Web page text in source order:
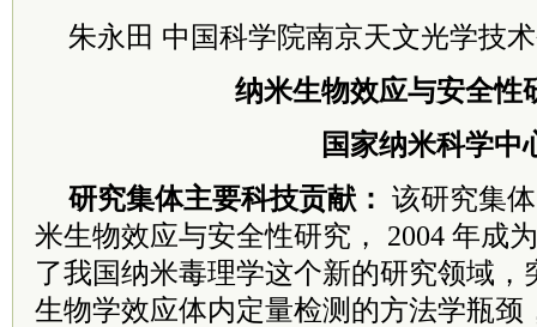
朱永田 中国科学院南京天文光学技
纳米生物效应与安全性
国家纳米科学中
研究集体主要科技贡献： 该研究集
米生物效应与安全性研究， 2004 年成
了我国纳米毒理学这个新的研究领域，
生物学效应体内定量检测的方法学瓶颈